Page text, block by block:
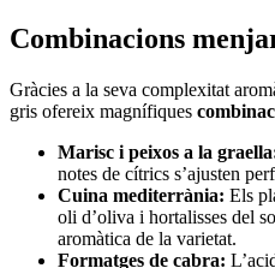
Combinacions
Gràcies a la seva complexitat
gris ofereix magnífiques
Marisc i peixos a la
notes de cítrics s’ajusten
Cuina mediterrània: Els
oli d’oliva i hortalisses del
aromàtica de la varietat.
Formatges de cabra: